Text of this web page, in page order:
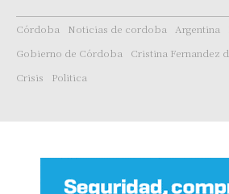
Córdoba Noticias de cordoba Argentina
Gobierno de Córdoba
Cristina Fernandez
Crisis
Politica